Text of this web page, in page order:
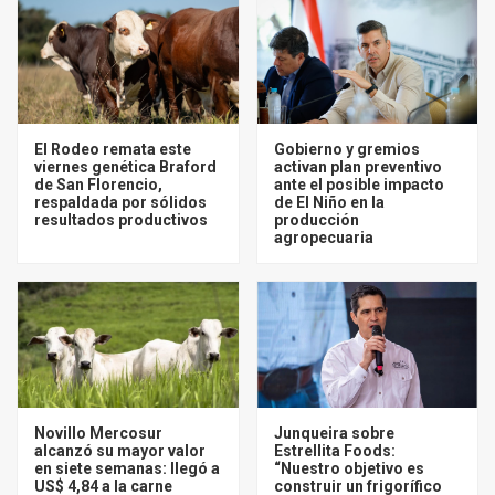
El Rodeo remata este
viernes genética Braford
de San Florencio,
respaldada por sólidos
resultados productivos
Gobierno y gremios
activan plan preventivo
ante el posible impacto
de El Niño en la
producción
agropecuaria
Novillo Mercosur
alcanzó su mayor valor
en siete semanas: llegó a
US$ 4,84 a la carne
Junqueira sobre
Estrellita Foods:
“Nuestro objetivo es
construir un frigorífico